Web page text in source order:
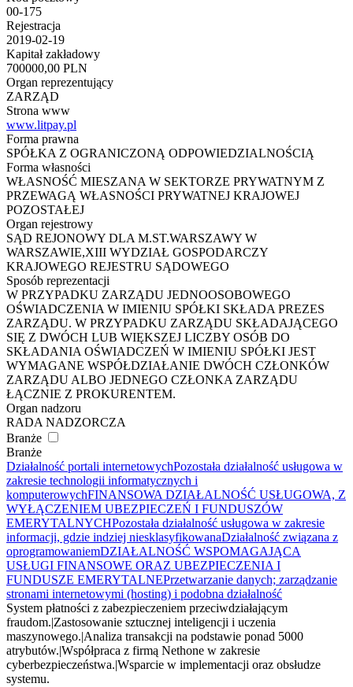
00-175
Rejestracja
2019-02-19
Kapitał zakładowy
700000,00 PLN
Organ reprezentujący
ZARZĄD
Strona www
www.litpay.pl
Forma prawna
SPÓŁKA Z OGRANICZONĄ ODPOWIEDZIALNOŚCIĄ
Forma własności
WŁASNOŚĆ MIESZANA W SEKTORZE PRYWATNYM Z
PRZEWAGĄ WŁASNOŚCI PRYWATNEJ KRAJOWEJ
POZOSTAŁEJ
Organ rejestrowy
SĄD REJONOWY DLA M.ST.WARSZAWY W
WARSZAWIE,XIII WYDZIAŁ GOSPODARCZY
KRAJOWEGO REJESTRU SĄDOWEGO
Sposób reprezentacji
W PRZYPADKU ZARZĄDU JEDNOOSOBOWEGO
OŚWIADCZENIA W IMIENIU SPÓŁKI SKŁADA PREZES
ZARZĄDU. W PRZYPADKU ZARZĄDU SKŁADAJĄCEGO
SIĘ Z DWÓCH LUB WIĘKSZEJ LICZBY OSÓB DO
SKŁADANIA OŚWIADCZEŃ W IMIENIU SPÓŁKI JEST
WYMAGANE WSPÓŁDZIAŁANIE DWÓCH CZŁONKÓW
ZARZĄDU ALBO JEDNEGO CZŁONKA ZARZĄDU
ŁĄCZNIE Z PROKURENTEM.
Organ nadzoru
RADA NADZORCZA
Branże
Branże
Działalność portali internetowychPozostała działalność usługowa w
zakresie technologii informatycznych i
komputerowychFINANSOWA DZIAŁALNOŚĆ USŁUGOWA, Z
WYŁĄCZENIEM UBEZPIECZEŃ I FUNDUSZÓW
EMERYTALNYCHPozostała działalność usługowa w zakresie
informacji, gdzie indziej niesklasyfikowanaDziałalność związana z
oprogramowaniemDZIAŁALNOŚĆ WSPOMAGAJĄCA
USŁUGI FINANSOWE ORAZ UBEZPIECZENIA I
FUNDUSZE EMERYTALNEPrzetwarzanie danych; zarządzanie
stronami internetowymi (hosting) i podobna działalność
System płatności z zabezpieczeniem przeciwdziałającym
fraudom. Zastosowanie sztucznej inteligencji i uczenia
maszynowego. Analiza transakcji na podstawie ponad 5000
atrybutów. Współpraca z firmą Nethone w zakresie
cyberbezpieczeństwa. Wsparcie w implementacji oraz obsłudze
systemu.